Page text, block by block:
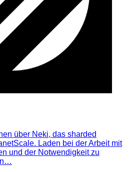
über Neki, das sharded
Laden bei der Arbeit mit
und der Notwendigkeit zu